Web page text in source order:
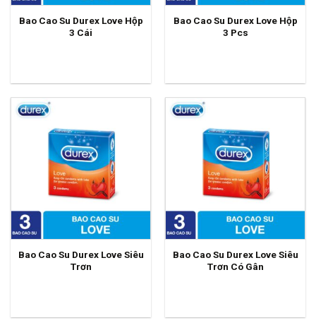
Bao Cao Su Durex Love Hộp
3 Cái
Bao Cao Su Durex Love Hộp
3 Pcs
Bao Cao Su Durex Love Siêu
Trơn
Bao Cao Su Durex Love Siêu
Trơn Có Gân